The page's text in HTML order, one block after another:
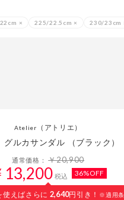
× 225/22.5cm × 230/23cm
Atelier （アトリエ）
グルカサンダル （ブラック）
通常価格：￥20,900
13,200 税込 36%OFF
使えばさらに 2,640円引き！ ※適用